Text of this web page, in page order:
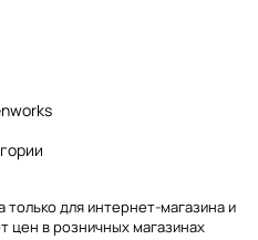
только для интернет-магазина и
цен в розничных магазинах